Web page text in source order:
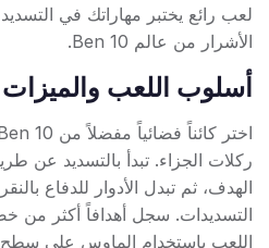
لعب رائع يختبر مهاراتك في
الأشرار من عالم Ben 10.
أسلوب اللعب والميزات
ركلات الجزاء. تبدأ بالتسديد عن
الهدف، ثم تبدل الأدوار للدفاع
التسديدات. سجل أهدافاً أكثر من
اللعب باستخدام الماوس على